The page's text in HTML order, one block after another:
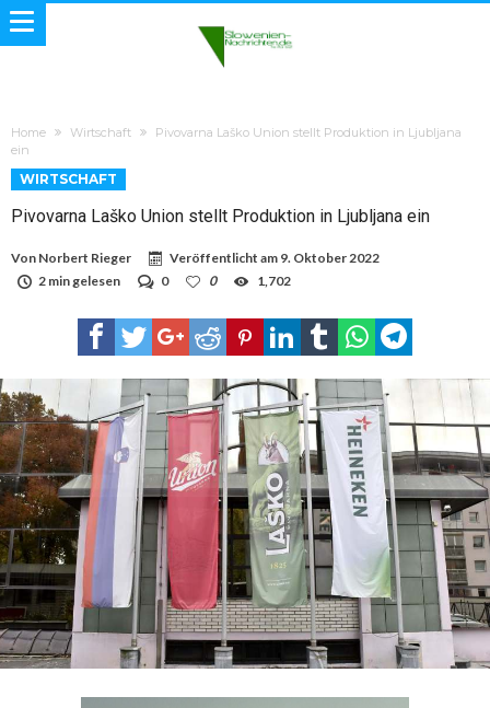
Home Wirtschaft
Pivovarna Laško Union stellt Produktion in Ljubljana
ein
WIRTSCHAFT
Pivovarna Laško Union stellt Produktion in Ljubljana ein
Von Norbert Rieger Veröffentlicht am 9. Oktober 2022
2 min gelesen
0 0 1,702